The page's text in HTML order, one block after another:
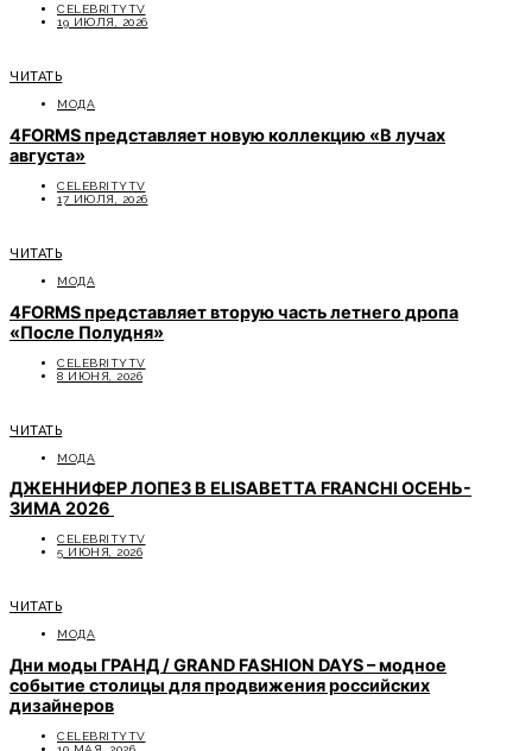
CELEBRITYTV
19 ИЮЛЯ, 2026
ЧИТАТЬ
МОДА
4FORMS представляет новую коллекцию «В лучах
августа»
CELEBRITYTV
17 ИЮЛЯ, 2026
ЧИТАТЬ
МОДА
4FORMS представляет вторую часть летнего дропа
«После Полудня»
CELEBRITYTV
8 ИЮНЯ, 2026
ЧИТАТЬ
МОДА
ДЖЕННИФЕР ЛОПЕЗ В ELISABETTA FRANCHI ОСЕНЬ-
ЗИМА 2026
CELEBRITYTV
5 ИЮНЯ, 2026
ЧИТАТЬ
МОДА
Дни моды ГРАНД / GRAND FASHION DAYS – модное
событие столицы для продвижения российских
дизайнеров
CELEBRITYTV